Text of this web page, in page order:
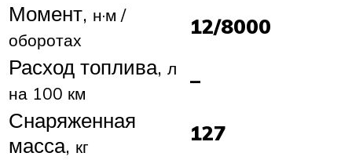
Момент, н·м /
оборотах
12/8000
Расход топлива, л
на 100 км
–
Снаряженная
масса, кг
127